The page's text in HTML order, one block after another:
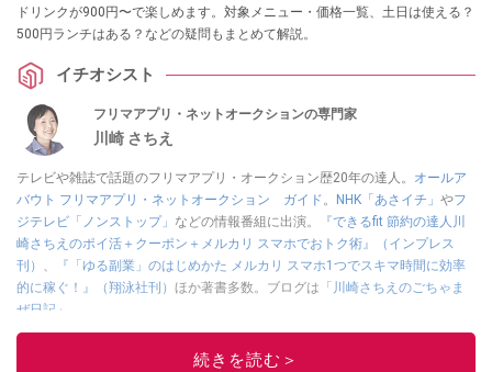
ドリンクが900円〜で楽しめます。対象メニュー・価格一覧、土日は使える？
500円ランチはある？などの疑問もまとめて解説。
イチオシスト
フリマアプリ・ネットオークションの専門家
川崎 さちえ
テレビや雑誌で話題のフリマアプリ・オークション歴20年の達人。 オールア
バウト フリマアプリ・ネットオークション ガイド 。 NHK「あさイチ」 やフ
ジテレビ「ノンストップ」 などの情報番組に出演。
『できるfit 節約の達人川
崎さちえのポイ活＋クーポン＋メルカリ スマホでおトク術』（インプレス
刊）
『「ゆる副業」のはじめかた メルカリ スマホ1つでスキマ時間に効率
的に稼ぐ！』（翔泳社刊） ほか著書多数。ブログは 「川崎さちえのごちゃま
ぜ日記」
■経歴：2003年、夫が子育てをするために、突然会社を辞める。翌月からの
給料が０円になり、家にいながら、しかも空いた時間でできるオークション
続きを読む＞